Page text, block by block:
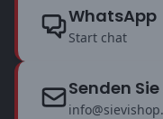
WhatsApp
Start chat
Senden